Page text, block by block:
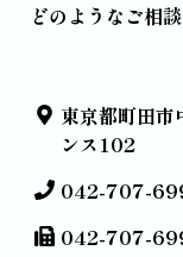
どのようなご相
東京都町田
ンス102
042-707-
042-707-